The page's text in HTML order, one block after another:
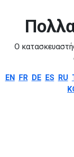
Ο
EN FR DE ES RU